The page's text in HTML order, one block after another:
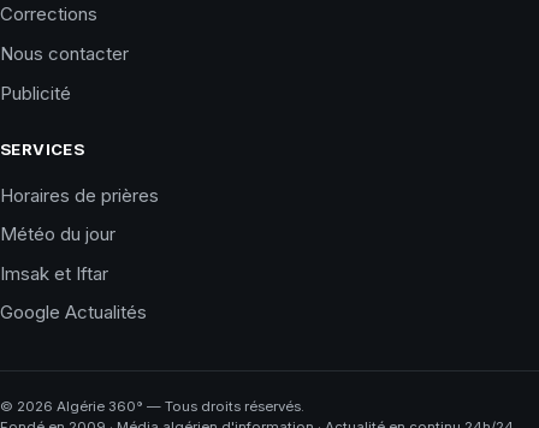
Corrections
Nous contacter
Publicité
SERVICES
Horaires de prières
Météo du jour
Imsak et Iftar
Google Actualités
© 2026 Algérie 360° — Tous droits réservés.